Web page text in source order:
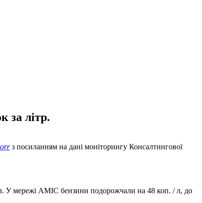
за літр.
з посиланням на дані моніторингу Консалтингової
У мережі AMIC бензини подорожчали на 48 коп. / л, до